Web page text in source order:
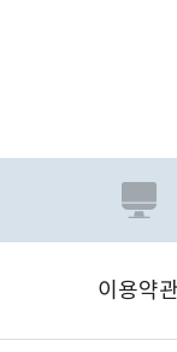
이용약